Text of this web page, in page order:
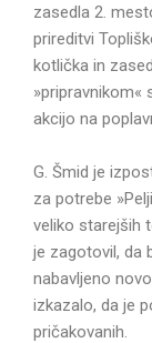
zasedla 2.
prireditvi
kotlička in
akcijo na
G. Šmid je
za potrebe
veliko starejših
je zagotovil, da
nabavljeno
izkazalo, da je
pričakovanih.